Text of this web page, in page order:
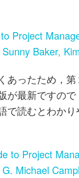
Project
Baker,
あったため，
が最新ですの
で読むとわか
to Project
Michael